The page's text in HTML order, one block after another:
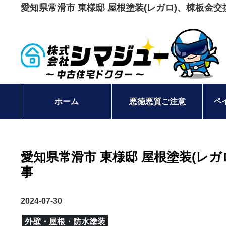
愛知県常滑市 東様邸 屋根塗装(レガロ)、棟板金
ホーム 悪徳悪質ご注意 ペ
愛知県常滑市 東様邸 屋根塗装(レ
事
2024-07-30
外壁・屋根・防水塗装